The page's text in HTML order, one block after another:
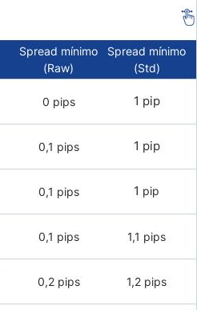
Spread mínimo
(Raw)
Spread mínimo
(Std)
0 pips 1 pip
0,1 pips 1 pip
0,1 pips 1 pip
0,1 pips 1,1 pips
0,2 pips 1,2 pips